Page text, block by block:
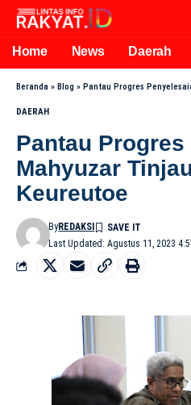
Home News Daerah
Beranda » Blog » Pantau Progres
DAERAH
Pantau
Mahyuzar
Keureutoe
Last Updated: Agustus 11, 2023
ByREDAKSI